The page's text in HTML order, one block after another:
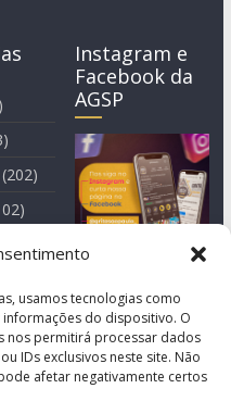
usamos tecnologias como
do dispositivo. O
nos permitirá processar dados
IDs exclusivos neste site. Não
afetar negativamente certos
(202)
Instagram e
Facebook da
AGSP